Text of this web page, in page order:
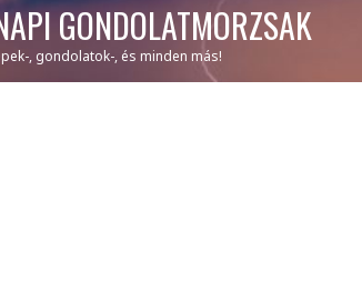
GONDOLATMORZSÁK
, gondolatok-, és minden más!